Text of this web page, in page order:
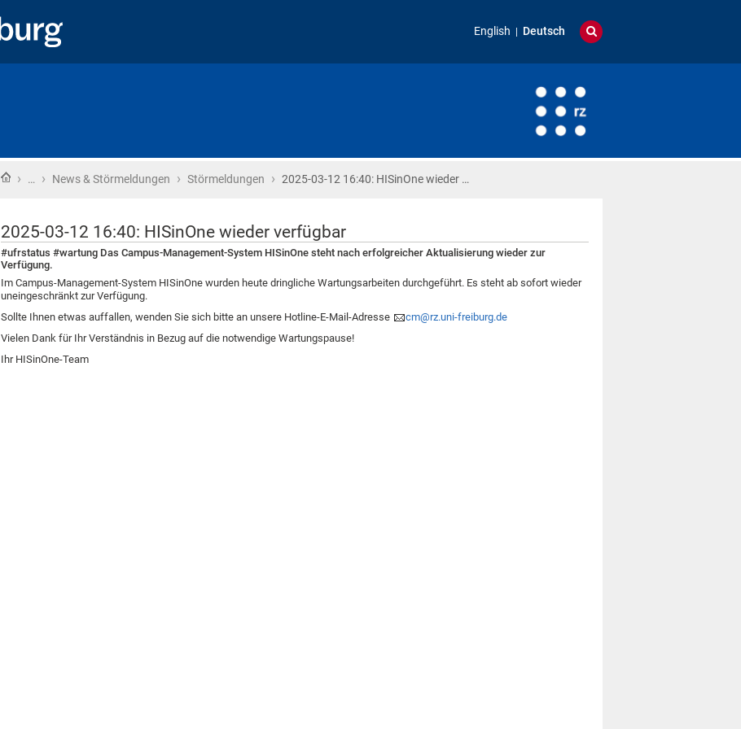
English Deutsch
Startseite
› … › News & Störmeldungen › Störmeldungen › 2025-03-12 16:40: HISinOne wieder …
2025-03-12 16:40: HISinOne wieder verfügbar
#ufrstatus #wartung Das Campus-Management-System HISinOne steht nach erfolgreicher Aktualisierung wieder zur
Verfügung.
Im Campus-Management-System HISinOne wurden heute dringliche Wartungsarbeiten durchgeführt. Es steht ab sofort wieder
uneingeschränkt zur Verfügung.
Sollte Ihnen etwas auffallen, wenden Sie sich bitte an unsere Hotline-E-Mail-Adresse
cm@rz.uni-freiburg.de
Vielen Dank für Ihr Verständnis in Bezug auf die notwendige Wartungspause!
Ihr HISinOne-Team